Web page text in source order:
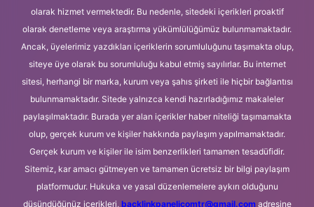
olarak hizmet vermektedir. Bu nedenle, sitedeki içerikleri proaktif
olarak denetleme veya araştırma yükümlülüğümüz bulunmamaktadır.
Ancak, üyelerimiz yazdıkları içeriklerin sorumluluğunu taşımakta olup,
siteye üye olarak bu sorumluluğu kabul etmiş sayılırlar. Bu internet
sitesi, herhangi bir marka, kurum veya şahıs şirketi ile hiçbir bağlantısı
bulunmamaktadır. Sitede yalnızca kendi hazırladığımız makaleler
paylaşılmaktadır. Burada yer alan içerikler haber niteliği taşımamakta
olup, gerçek kurum ve kişiler hakkında paylaşım yapılmamaktadır.
Gerçek kurum ve kişiler ile isim benzerlikleri tamamen tesadüfidir.
Sitemiz, kar amacı gütmeyen ve tamamen ücretsiz bir bilgi paylaşım
platformudur. Hukuka ve yasal düzenlemelere aykırı olduğunu
düşündüğünüz içerikleri, backlinkpanelicomtr@gmail.comadresine